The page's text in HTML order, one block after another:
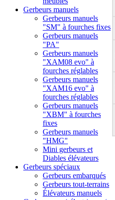
Gerbeurs manuels
Gerbeurs manuels
"SM" à fourches fixes
Gerbeurs manuels
"PA"
Gerbeurs manuels
"XAM08 evo" à
fourches réglables
Gerbeurs manuels
"XAM16 evo" à
fourches réglables
Gerbeurs manuels
"XBM" à fourches
fixes
Gerbeurs manuels
"HMG"
Mini gerbeurs et
Diables élévateurs
Gerbeurs spéciaux
Gerbeurs embarqués
Gerbeurs tout-terrains
Élévateurs manuels